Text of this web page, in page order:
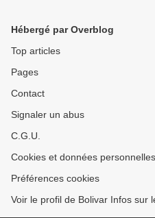
Hébergé par Overblog
Top articles
Pages
Contact
Signaler un abus
C.G.U.
Cookies et données personnelles
Préférences cookies
Voir le profil de Bolivar Infos sur